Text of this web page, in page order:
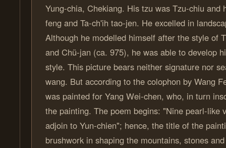
Yung-chia, Chekiang. His tzu was Tzu-chiu and
feng and Ta-ch'ih tao-jen. He excelled in
Although he modelled himself after the style of
and Chü-jan (ca. 975), he was able to develop
style. This picture bears neither signature nor
wang. But according to the colophon by Wang
was painted for Yang Wei-chen, who, in turn
the painting. The poem begins: "Nine pearl-like
adjoin to Yun-chien"; hence, the title of the
brushwork in shaping the mountains, stones